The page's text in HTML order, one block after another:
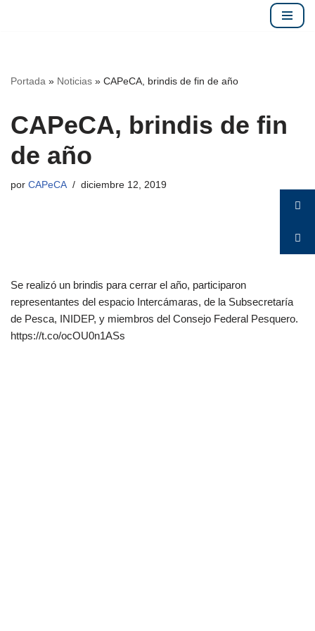
Portada » Noticias » CAPeCA, brindis de fin de año
CAPeCA, brindis de fin
de año
por CAPeCA diciembre 12, 2019
Se realizó un brindis para cerrar el año, participaron
representantes del espacio Intercámaras, de la Subsecretaría
de Pesca, INIDEP, y miembros del Consejo Federal Pesquero.
https://t.co/ocOU0n1ASs